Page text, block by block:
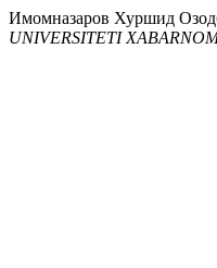
Имомназаров Хуршид
UNIVERSITETI